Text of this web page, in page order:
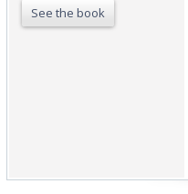
See the book